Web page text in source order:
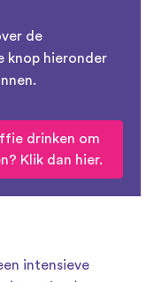
de
knop hieronder
drinken om
Klik dan hier.
intensieve